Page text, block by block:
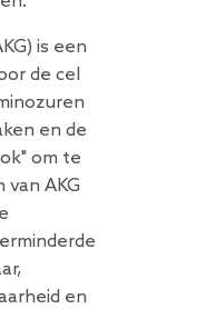
is een
de cel
en de
om te
AKG
en